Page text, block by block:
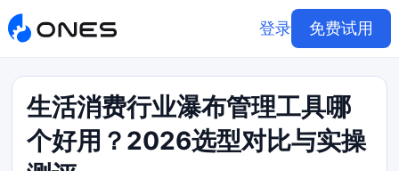
登录 免费试用
生活消费行业瀑布管理工具哪
个好用？2026选型对比与实操